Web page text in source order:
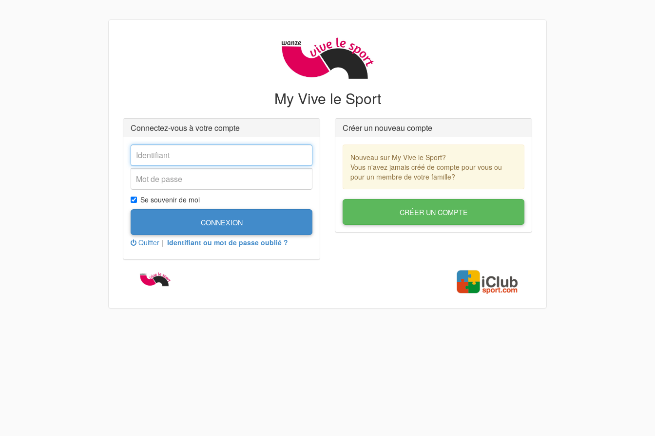
My Vive le Sport
Connectez-vous à votre compte
Se souvenir de moi
CONNEXION
Quitter | Identifiant ou mot de passe oublié ?
Créer un nouveau compte
Nouveau sur My Vive le Sport?
Vous n'avez jamais créé de compte pour vous ou
pour un membre de votre famille?
CRÉER UN COMPTE